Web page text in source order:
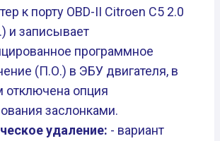
к порту OBD-II Citroen C5 2.0
и записывает
программное
(П.О.) в ЭБУ двигателя, в
отключена опция
заслонками.
удаление: - вариант